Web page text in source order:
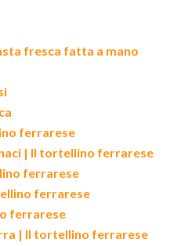
fresca fatta a mano
ferrarese
| Il tortellino ferrarese
ferrarese
ferrarese
ferrarese
| Il tortellino ferrarese